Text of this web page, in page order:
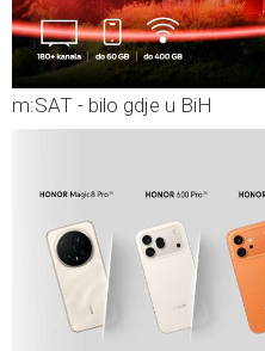
m:SAT - bilo gdje u BiH